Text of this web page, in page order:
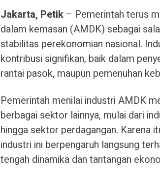
Jakarta, Petik – Pemerintah terus
dalam kemasan (AMDK) sebagai
stabilitas perekonomian nasional.
kontribusi signifikan, baik dalam
rantai pasok, maupun pemenuhan
Pemerintah menilai industri AMDK
berbagai sektor lainnya, mulai dari
hingga sektor perdagangan. Karena
industri ini berpengaruh langsung
tengah dinamika dan tantangan